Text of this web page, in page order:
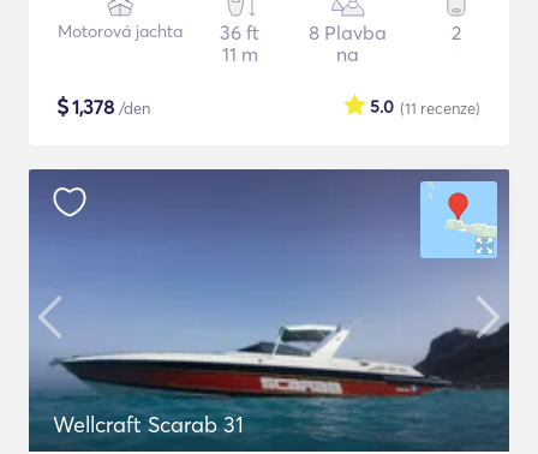
Motorová jachta
36 ft
11 m
8 Plavba
na
2
$1,378 /den (11 recenze)
5.0
Wellcraft Scarab 31